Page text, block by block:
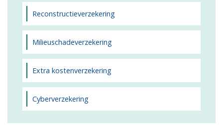
Reconstructieverzekering
Milieuschadeverzekering
Extra kostenverzekering
Cyberverzekering